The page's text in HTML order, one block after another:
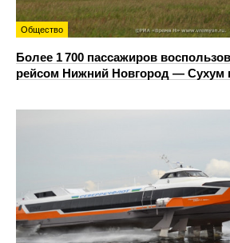
Общество
Более 1 700 пассажиров
рейсом Нижний Новгород — Сухум